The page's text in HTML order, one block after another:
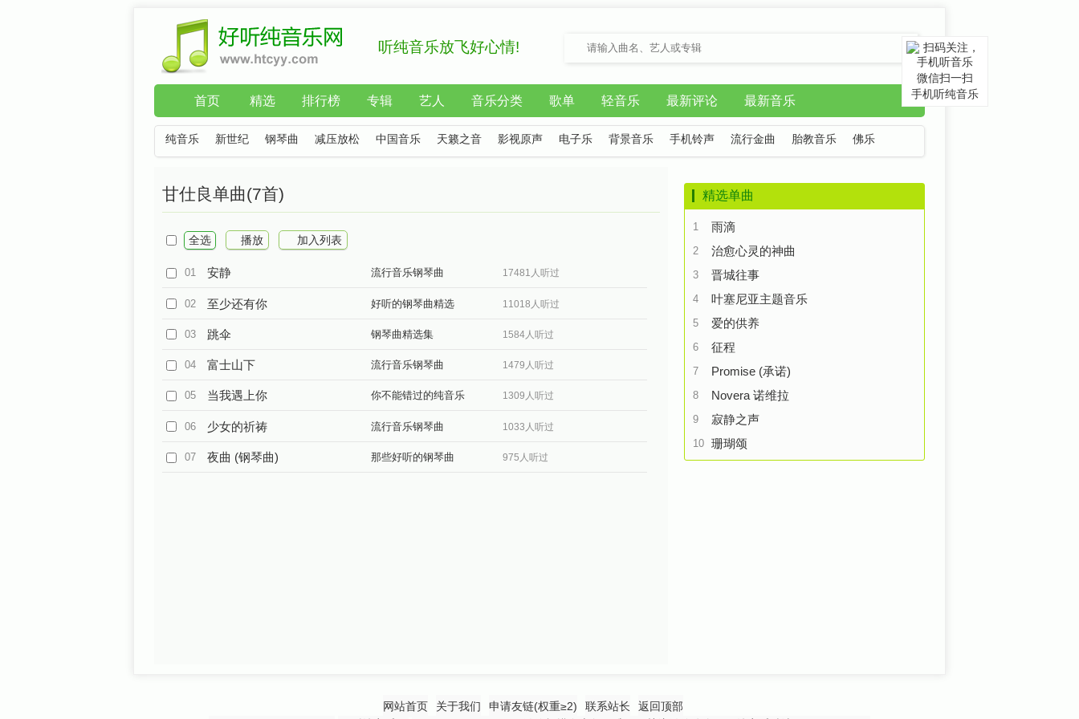
听纯音乐放飞好心情!
首页 精选 排行榜 专辑 艺人 音乐分类 歌单 轻音乐 最新评论 最新音乐
纯音乐 新世纪 钢琴曲 减压放松 中国音乐 天籁之音 影视原声 电子乐 背景音乐 手机铃声 流行金曲 胎教音乐 佛乐
甘仕良单曲(7首)
全选 播放 加入列表
01 安静 流行音乐钢琴曲 17481人听过
02 至少还有你 好听的钢琴曲精选 11018人听过
03 跳伞 钢琴曲精选集 1584人听过
04 富士山下 流行音乐钢琴曲 1479人听过
05 当我遇上你 你不能错过的纯音乐 1309人听过
06 少女的祈祷 流行音乐钢琴曲 1033人听过
07 夜曲 (钢琴曲) 那些好听的钢琴曲 975人听过
精选单曲
1 雨滴
2 治愈心灵的神曲
3 晋城往事
4 叶塞尼亚主题音乐
5 爱的供养
6 征程
7 Promise (承诺)
8 Novera 诺维拉
9 寂静之声
10 珊瑚颂
网站首页 关于我们 申请友链(权重≥2) 联系站长
返回顶部
微信扫一扫
手机听纯音乐